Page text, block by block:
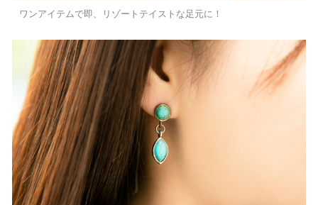
ワンアイテムで即、リゾートテイストな足元に！